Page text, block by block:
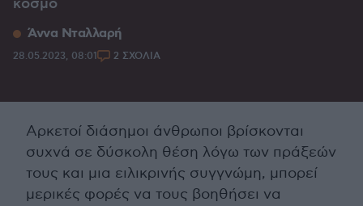
κόσμο
Άννα Νταλλαρή
28.05.2023, 08:01 2 ΣΧΟΛΙΑ
Αρκετοί διάσημοι άνθρωποι βρίσκονται
συχνά σε δύσκολη θέση λόγω των πράξεών
τους και μια ειλικρινής συγγνώμη, μπορεί
μερικές φορές να τους βοηθήσει να